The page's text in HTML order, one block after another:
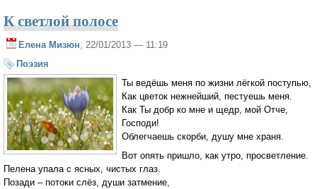
К светлой полосе
Елена Мизюн, 22/01/2013 — 11:19
Поэзия
Ты ведёшь меня по жизни лёгкой поступью,
Как цветок нежнейший, пестуешь меня.
Как Ты добр ко мне и щедр, мой Отче,
Господи!
Облегчаешь скорби, душу мне храня.
Вот опять пришло, как утро, просветление.
Пелена упала с ясных, чистых глаз.
Позади – потоки слёз, души затмение,